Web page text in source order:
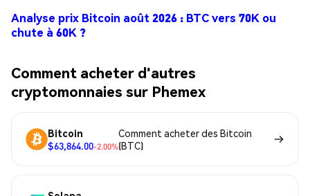
Analyse prix Bitcoin août 2026 : BTC vers 70K ou
chute à 60K ?
Comment acheter d'autres
cryptomonnaies sur Phemex
Bitcoin
$63,864.00-2.00%
Comment acheter des Bitcoin
(BTC)